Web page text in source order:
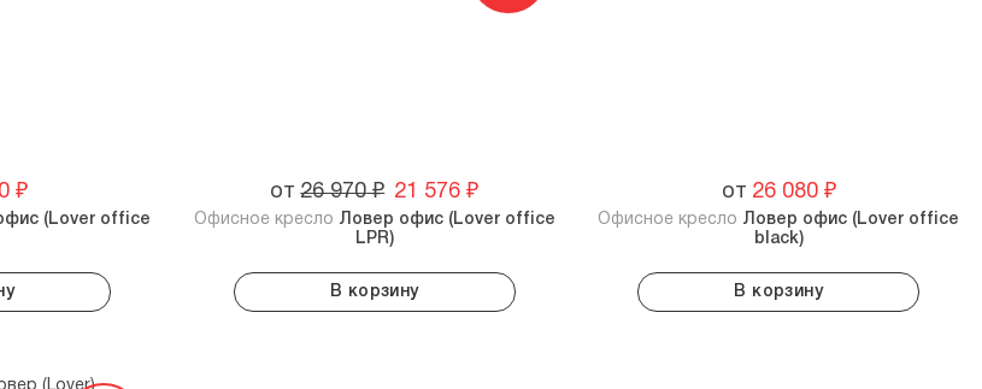
₽
(Lover office
от 26 970₽ 21 576 ₽
Офисное кресло Ловер офис (Lover office
LPR)
В корзину
от 26 080₽
Офисное кресло Ловер офис (Lover office
black)
В корзину